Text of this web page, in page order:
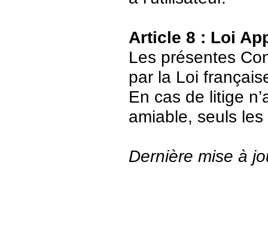
Article 8 : Loi
Les présentes
par la Loi
En cas de litige
amiable, seuls
Dernière mise à